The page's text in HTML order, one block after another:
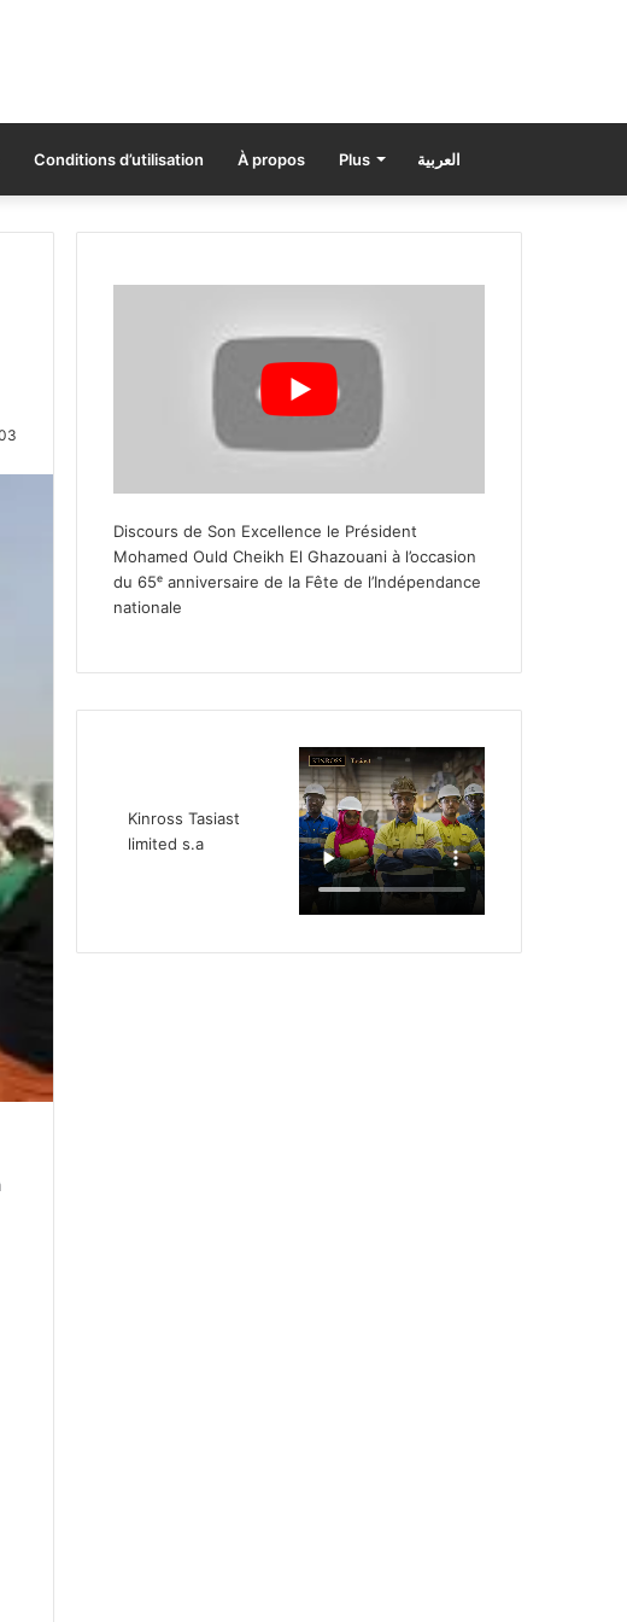
Conditions d’utilisation À propos Plus العربية
Discours de Son Excellence le Président
Mohamed Ould Cheikh El Ghazouani à l’occasion
du 65ᵉ anniversaire de la Fête de l’Indépendance
nationale
Kinross Tasiast
limited s.a